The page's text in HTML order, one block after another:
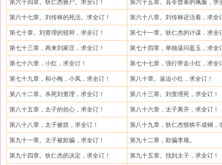
第六十四章。狄仁杰验尸。求全订！ 第六十五章。县令曾泰的佩服，求
第六十七章。刘传林的死活。求全订！ 第六十八章。刘传林还活着，求全
第七十章。刘查理的狡辩，求全订！ 第七十一章。狄仁杰的计谋，求全
第七十三章，再来刘家庄，求全订！ 第七十四章，单独逼问盈玉，求全
第七十六章，小红，求全订！ 第七十七章，强行带走小红，求全
第七十九章，和小梅，小凤，求全订！ 第八十章。逼迫小红，求全订！
第八十二章。杀死刘查理，求全订！ 第八十三章。刘查理死，求全订！
第八十五章，太子的担心，求全订！ 第八十六章，太子离开，求全订！
第八十八章，太子被抓，求全订！ 第八十九章，狄仁杰恨铁不成钢，
第九十一章。太子被欺骗，求全订！ 第九十二章，欺骗李规。
第九十四章。狄仁杰的决定，求全订！ 第九十五章。找到太子，求全订！